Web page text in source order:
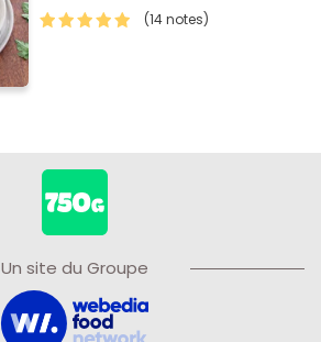
(14 notes)
Un site du Groupe